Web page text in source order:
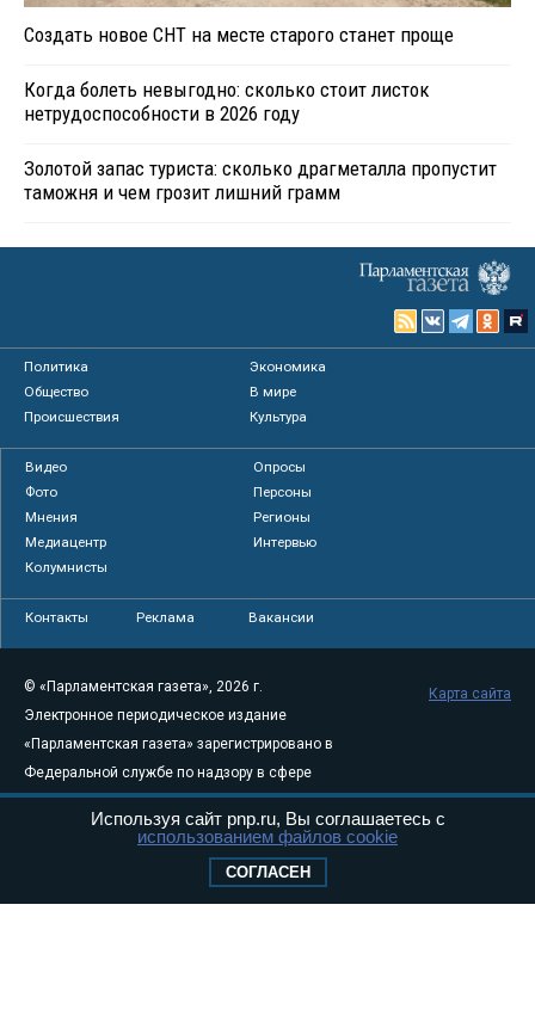
Создать новое СНТ на месте старого станет проще
Когда болеть невыгодно: сколько стоит листок
нетрудоспособности в 2026 году
Золотой запас туриста: сколько драгметалла пропустит
таможня и чем грозит лишний грамм
Политика
Экономика
Общество
В мире
Происшествия
Культура
Видео
Опросы
Фото
Персоны
Мнения
Регионы
Медиацентр
Интервью
Колумнисты
Контакты Реклама Вакансии
© «Парламентская газета», 2026 г.
Электронное периодическое издание
«Парламентская газета» зарегистрировано в
Федеральной службе по надзору в сфере
связи, информационных технологий и
массовых коммуникаций (Роскомнадзор) 05
Свидетельство о регистрации Эл № ФС77-
Карта сайта
Используя сайт pnp.ru, Вы соглашаетесь с
использованием файлов cookie
СОГЛАСЕН